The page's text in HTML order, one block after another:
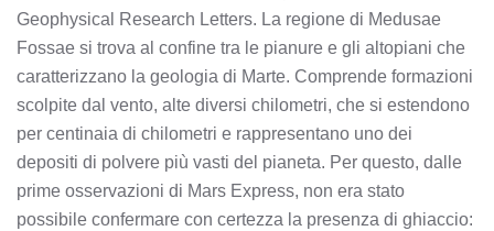
Geophysical Research Letters. La regione di Medusae
Fossae si trova al confine tra le pianure e gli altopiani che
caratterizzano la geologia di Marte. Comprende formazioni
scolpite dal vento, alte diversi chilometri, che si estendono
per centinaia di chilometri e rappresentano uno dei
depositi di polvere più vasti del pianeta. Per questo, dalle
prime osservazioni di Mars Express, non era stato
possibile confermare con certezza la presenza di ghiaccio: